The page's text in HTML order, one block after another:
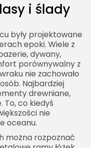
i ślady
były projektowane
epoki. Wiele z
dywany,
porównywalny z
nie zachowało
Najbardziej
drewniane,
To, co kiedyś
nie
oceanu.
można rozpoznać